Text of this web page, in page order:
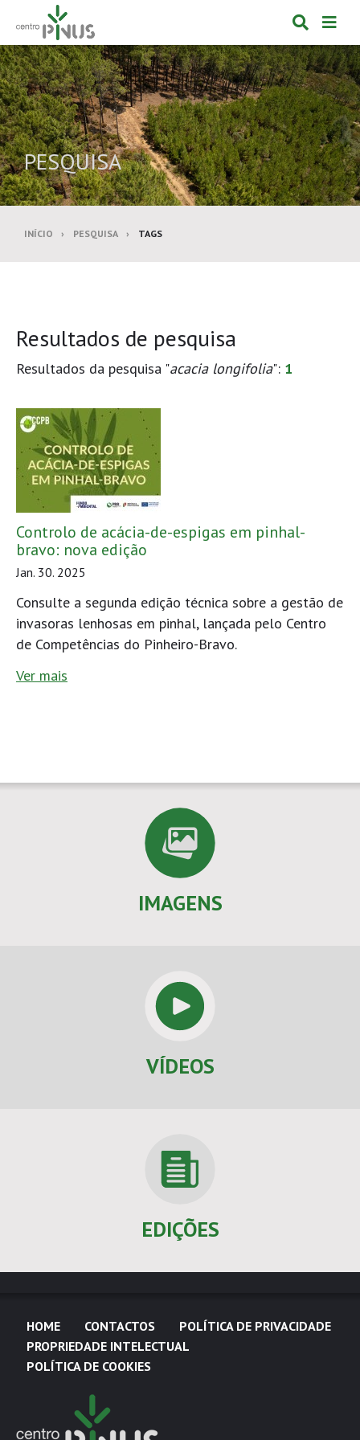
Alternar
de
de
PESQUISA
INÍCIO PESQUISA TAGS
Resultados de pesquisa
Resultados da pesquisa "acacia longifolia": 1
Controlo de acácia-de-espigas em pinhal-
bravo: nova edição
Jan. 30. 2025
Consulte a segunda edição técnica sobre a gestão de
invasoras lenhosas em pinhal, lançada pelo Centro
de Competências do Pinheiro-Bravo.
Ver mais
IMAGENS
VÍDEOS
EDIÇÕES
HOME CONTACTOS
POLÍTICA DE PRIVACIDADE
PROPRIEDADE INTELECTUAL
POLÍTICA DE COOKIES